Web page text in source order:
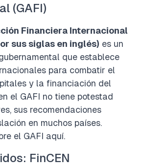
(GAFI)
Financiera Internacional
sus siglas en inglés) es un
que establece
para combatir el
y la financiación del
el GAFI no tiene potestad
sus recomendaciones
en muchos países.
el GAFI aquí.
FinCEN